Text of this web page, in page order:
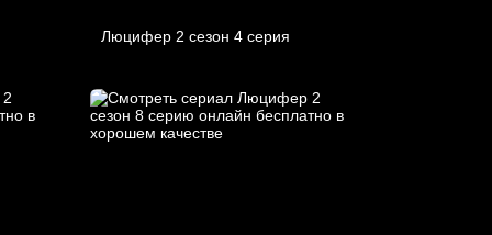
Люцифер 2 cезон 4 cерия